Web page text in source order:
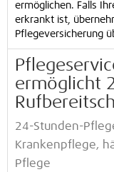
ermöglichen. Falls
erkrankt ist,
Pflegeversicherung
ermöglicht
24-Stunden-
Krankenpflege,
Pflege